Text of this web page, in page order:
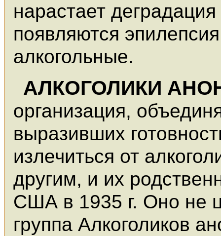
нарастает
появляются
алкогольные.
АЛКОГОЛИКИ
организация,
выразивших
излечиться от
другим, и их
США в 1935 г. Оно не
группа Алкоголиков